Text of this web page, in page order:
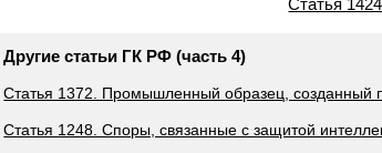
Статья 1424
Другие статьи ГК РФ (часть 4)
Статья 1372. Промышленный образец, созданный
Статья 1248. Споры, связанные с защитой